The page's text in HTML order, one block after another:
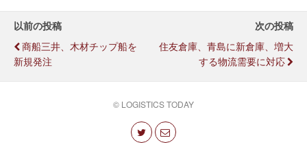
以前の投稿
商船三井、木材チップ船を
新規発注
次の投稿
住友倉庫、青島に新倉庫、増大
する物流需要に対応
© LOGISTICS TODAY